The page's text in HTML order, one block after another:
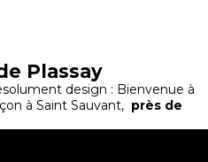
Plassay
design : Bienvenue à
à Saint Sauvant, près de